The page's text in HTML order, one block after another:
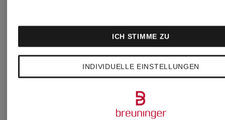
REISS
INDIVIDUELLE EINSTELLUNGEN
ICH STIMME ZU